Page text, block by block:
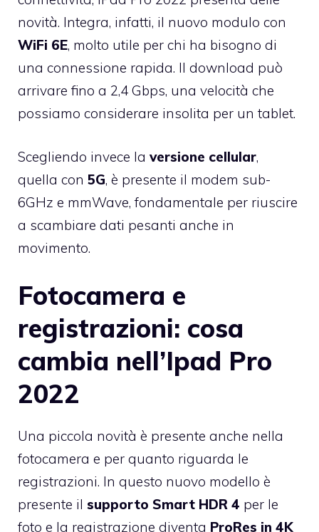
novità. Integra, infatti, il nuovo modulo con
WiFi 6E, molto utile per chi ha bisogno di
una connessione rapida. Il download può
arrivare fino a 2,4 Gbps, una velocità che
possiamo considerare insolita per un tablet.
Scegliendo invece la versione cellular,
quella con 5G, è presente il modem sub-
6GHz e mmWave, fondamentale per riuscire
a scambiare dati pesanti anche in
movimento.
Fotocamera e
registrazioni: cosa
cambia nell’Ipad Pro
2022
Una piccola novità è presente anche nella
fotocamera e per quanto riguarda le
registrazioni. In questo nuovo modello è
presente il supporto Smart HDR 4 per le
foto e la registrazione diventa ProRes in 4K